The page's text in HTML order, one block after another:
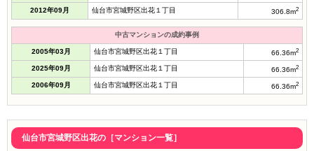
2012年09月 仙台市宮城野区出花１丁目 306.8m2
中古マンションの成約事例
2005年03月 仙台市宮城野区出花１丁目 66.36m2
2025年09月 仙台市宮城野区出花１丁目 66.36m2
2006年09月 仙台市宮城野区出花１丁目 66.36m2
仙台市宮城野区出花の［マンション一覧］